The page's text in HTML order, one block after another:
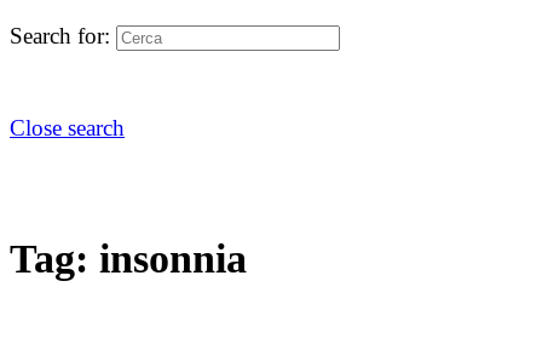
Search for:
Close search
Tag: insonnia